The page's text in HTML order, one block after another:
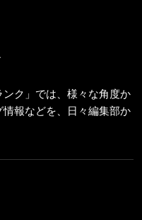
ク」では、様々な角度か
報などを、日々編集部か